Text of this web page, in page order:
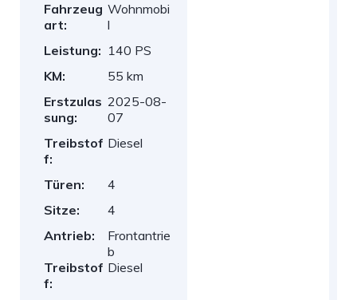
Fahrzeug
art:
Wohnmobi
l
Leistung: 140 PS
KM:
55 km
Erstzulas
sung:
2025-08-
07
Treibstof
f:
Diesel
Türen:
4
Sitze:
4
Antrieb:
Frontantrie
b
Treibstof
f:
Diesel